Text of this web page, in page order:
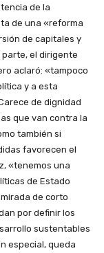
de la
de una «reforma
de capitales y
el dirigente
aclaró: «tampoco
y a esta
de dignidad
que van contra la
también si
favorecen el
«tenemos una
de Estado
de corto
por definir los
sustentables
especial, queda